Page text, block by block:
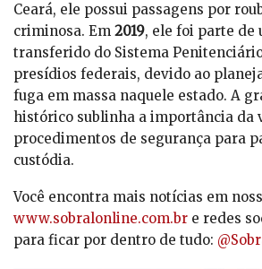
Ceará, ele possui passagens por
criminosa. Em 2019, ele foi parte de
transferido do Sistema
presídios federais, devido ao
fuga em massa naquele estado. A
histórico sublinha a importância da
procedimentos de segurança para
custódia.
Você encontra mais notícias em
www.sobralonline.com.br e redes
para ficar por dentro de tudo: